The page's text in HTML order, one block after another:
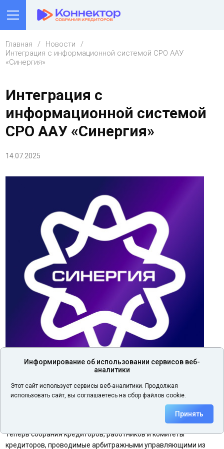
Главная
Новости
Интеграция с информационной системой СРО ААУ
«Синергия»
Интеграция с
информационной системой
СРО ААУ «Синергия»
14.07.2025
В начале июля 2025 года платформа Коннектор в рамках
Теперь собрания кредиторов, работников и комитеты
кредиторов, проводимые арбитражными управляющими из
Информирование об использовании сервисов веб-
аналитики
Этот сайт использует сервисы веб-аналитики. Продолжая
использовать сайт, вы соглашаетесь на сбор файлов cookie.
Принять